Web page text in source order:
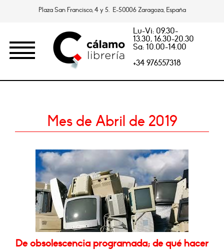
Plaza San Francisco, 4 y 5. E-50006 Zaragoza, España
Lu-Vi: 09.30-
13.30, 16.30-20.30
Sa: 10.00-14.00
+34 976557318
Mes de Abril de 2019
De obsolescencia programada; de qué hacer